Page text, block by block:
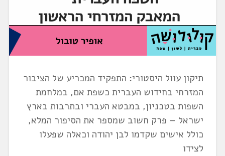
תיקון עוול היסטורי: התפקיד המכריע של הציבור
המזרחי בחידוש העברית כשפת אם, במלחמת
השפות בטכניון, במבטא העברי ובתרבות בארץ
ישראל – פרק חשוב שמספר את הסיפור המלא,
כולל אישים שקדמו לבן יהודה וכאלה שפעלו
לצידו